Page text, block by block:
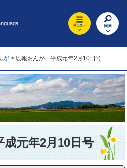
が > 広報おんが 平成元年2月10日号
元年2月10日号